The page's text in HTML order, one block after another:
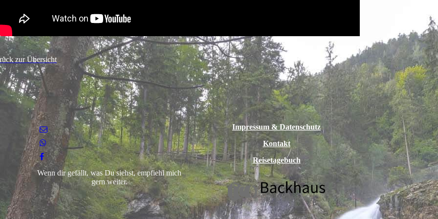
zur Übersicht
Wenn dir gefällt, was Du siehst, empfiehl mich
gern weiter.
Impressum & Datenschutz
Kontakt
Reisetagebuch